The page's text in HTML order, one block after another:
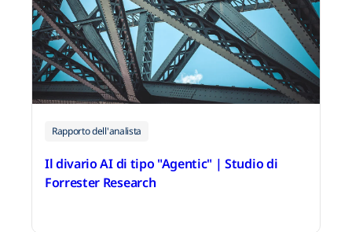
Rapporto dell'analista
Il divario AI di tipo "Agentic" | Studio di
Forrester Research